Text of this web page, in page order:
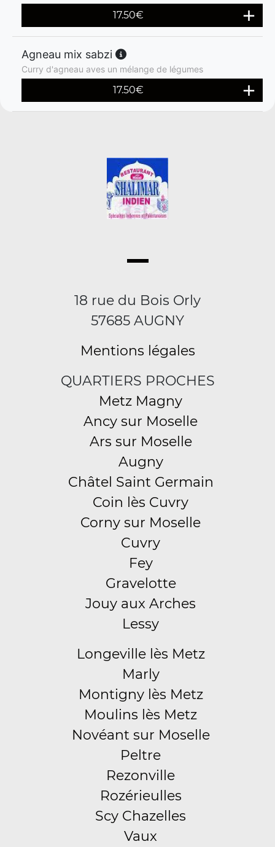
17.50€
Agneau mix sabzi
Curry d'agneau aves un mélange de légumes
17.50€
18 rue du Bois Orly
57685 AUGNY
Mentions légales
QUARTIERS PROCHES
Metz Magny
Ancy sur Moselle
Ars sur Moselle
Augny
Châtel Saint Germain
Coin lès Cuvry
Corny sur Moselle
Cuvry
Fey
Gravelotte
Jouy aux Arches
Lessy
Longeville lès Metz
Marly
Montigny lès Metz
Moulins lès Metz
Novéant sur Moselle
Peltre
Rezonville
Rozérieulles
Scy Chazelles
Vaux